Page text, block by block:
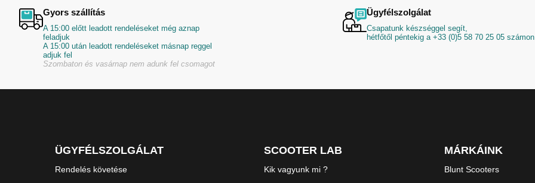
Gyors szállítás
A 15:00 előtt leadott rendeléseket még aznap
feladjuk
A 15:00 után leadott rendeléseket másnap reggel
adjuk fel
Szombaton és vasárnap nem adunk fel csomagot
Ügyfélszolgálat
Csapatunk készséggel segít,
hétfőtől péntekig a +33 (0)5 58 70 25 05 számon
ÜGYFÉLSZOLGÁLAT
Rendelés követése
SCOOTER LAB
Kik vagyunk mi ?
MÁRKÁINK
Blunt Scooters